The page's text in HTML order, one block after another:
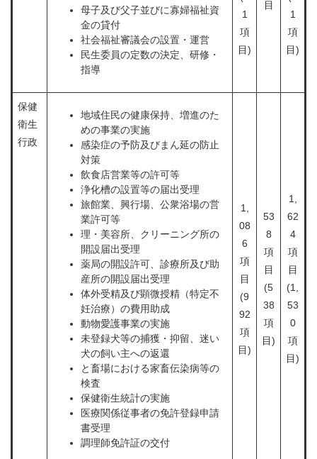
母子及び父子並びに寡婦福祉資
金の貸付
社会福祉審議会の設置・運営
民生委員の定数の決定、研修・
指導
1
項
目)
目
1
項
目)
保健
衛生
行政
地域住民の健康保持、増進のた
めの事業の実施
感染症の予防及びまん延の防止
対策
飲食店営業等の許可等
浄化槽の設置等の届出受理
旅館業、興行場、公衆浴場の営
業許可等
理・美容所、クリーニング所の
開設届出受理
薬局の開設許可、診療所及び助
産所の開設届出受理
体外受精及び顕微授精（特定不
妊治療）の費用助成
動物愛護事業の実施
未登録犬等の捕獲・抑留、迷い
犬の飼い主への返還
と畜場における家畜伝染病等の
検査
保健衛生統計の実施
医療関係従事者の免許登録申請
書受理
調理師免許証の交付
1,
08
6
項
目
(9
92
項
目)
53
8
項
目
(5
38
項
目)
1,
62
4
項
目
(1,
53
0
項
目)